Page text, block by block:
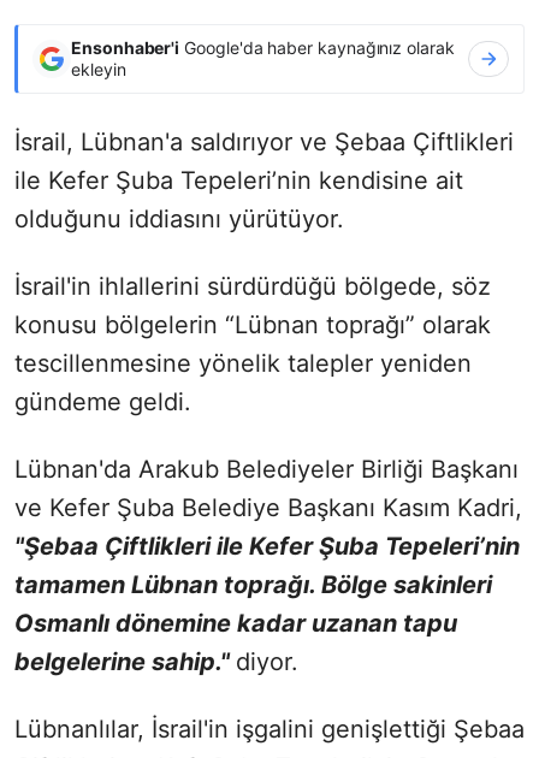
Ensonhaber'i Google'da haber kaynağınız olarak
ekleyin
İsrail, Lübnan'a saldırıyor ve Şebaa Çiftlikleri
ile Kefer Şuba Tepeleri’nin kendisine ait
olduğunu iddiasını yürütüyor.
İsrail'in ihlallerini sürdürdüğü bölgede, söz
konusu bölgelerin “Lübnan toprağı” olarak
tescillenmesine yönelik talepler yeniden
gündeme geldi.
Lübnan'da Arakub Belediyeler Birliği Başkanı
ve Kefer Şuba Belediye Başkanı Kasım Kadri,
"Şebaa Çiftlikleri ile Kefer Şuba Tepeleri’nin
tamamen Lübnan toprağı. Bölge sakinleri
Osmanlı dönemine kadar uzanan tapu
belgelerine sahip." diyor.
Lübnanlılar, İsrail'in işgalini genişlettiği Şebaa